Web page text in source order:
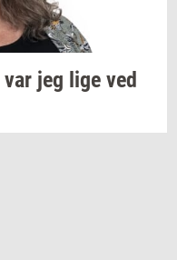
var jeg lige ved